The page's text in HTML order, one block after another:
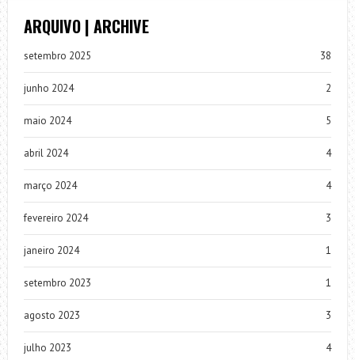
ARQUIVO | ARCHIVE
setembro 2025 38
junho 2024 2
maio 2024 5
abril 2024 4
março 2024 4
fevereiro 2024 3
janeiro 2024 1
setembro 2023 1
agosto 2023 3
julho 2023 4